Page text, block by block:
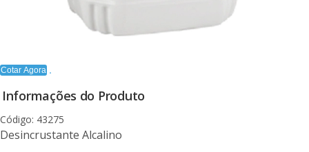
Cotar Agora
Informações do Produto
Código: 43275
Desincrustante Alcalino